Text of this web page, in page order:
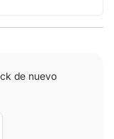
de nuevo